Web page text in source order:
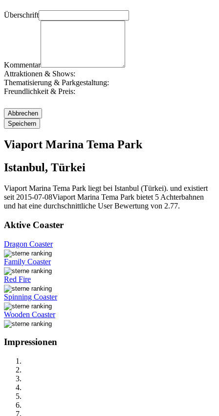
Überschrift
Kommentar
Attraktionen & Shows:
Thematisierung & Parkgestaltung:
Freundlichkeit & Preis:
Viaport Marina Tema Park
Istanbul, Türkei
Viaport Marina Tema Park liegt bei Istanbul (Türkei). und existiert
seit 2015-07-08Viaport Marina Tema Park bietet 5 Achterbahnen
und hat eine durchschnittliche User Bewertung von 2.77.
Aktive Coaster
Dragon Coaster
Family Coaster
Red Fire
Spinning Coaster
Wooden Coaster
Impressionen